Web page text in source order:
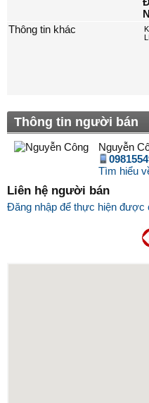
Thông tin khác
Thông tin người bán
Nguyễn
Tìm hiểu
Liên hệ người bán
Đăng nhập để thực hiện được